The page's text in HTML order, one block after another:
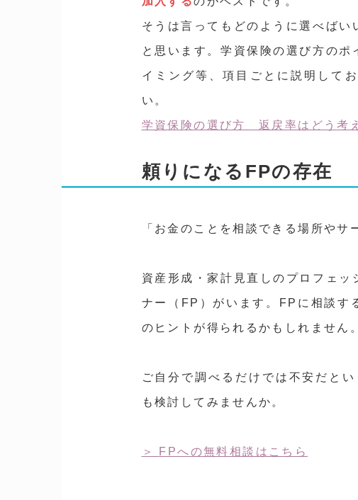
そうは言ってもどのように選べば
と思います。学資保険の選び方の
イミング等、項目ごとに説明して
い。
学資保険の選び方 返戻率はどう考
頼りになるFPの存在
「お金のことを相談できる場所やサ
資産形成・家計見直しのプロフェ
ナー（FP）がいます。FPに相談す
のヒントが得られるかもしれません。
ご自分で調べるだけでは不安だと
も検討してみませんか。
FPへの無料相談はこちら